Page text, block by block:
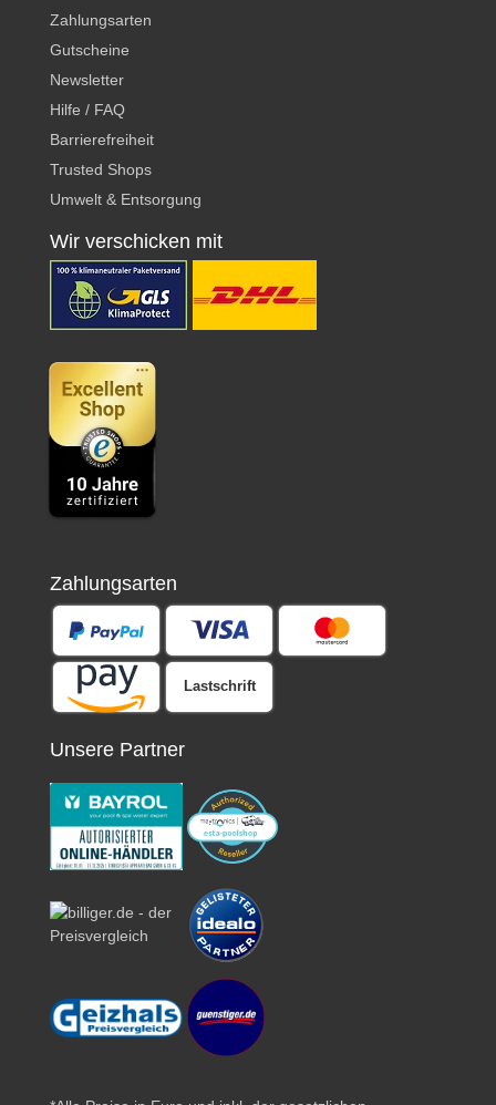
Zahlungsarten
Gutscheine
Newsletter
Hilfe / FAQ
Barrierefreiheit
Trusted Shops
Umwelt & Entsorgung
Wir verschicken mit
Zahlungsarten
Lastschrift
Unsere Partner